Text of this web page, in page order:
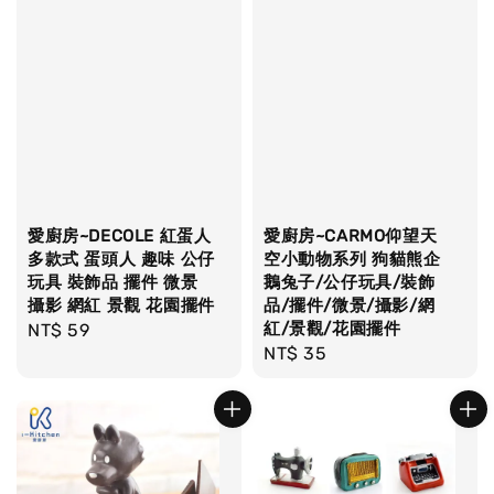
愛廚房~DECOLE 紅蛋人
多款式 蛋頭人 趣味 公仔
玩具 裝飾品 擺件 微景
攝影 網紅 景觀 花園擺件
Regular
NT$ 59
愛廚房~CARMO仰望天
空小動物系列 狗貓熊企
鵝兔子/公仔玩具/裝飾
品/擺件/微景/攝影/網
紅/景觀/花園擺件
Regular
NT$ 35